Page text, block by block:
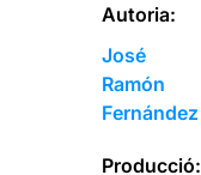
Autoria:
José
Ramón
Fernández
Producció: